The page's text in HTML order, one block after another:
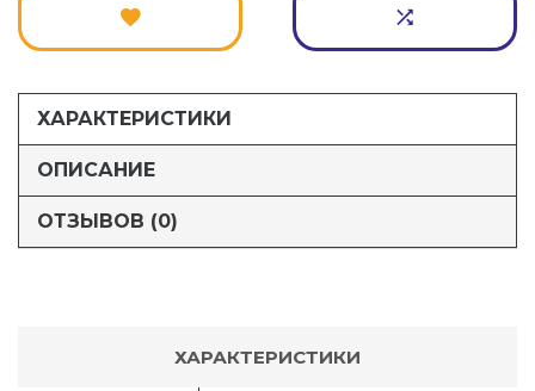
ХАРАКТЕРИСТИКИ
ОПИСАНИЕ
ОТЗЫВОВ (0)
ХАРАКТЕРИСТИКИ